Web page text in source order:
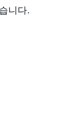
니다.